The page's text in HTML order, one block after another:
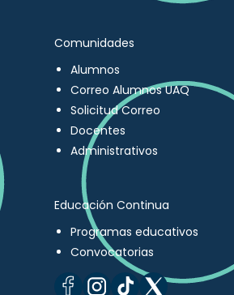
Comunidades
Alumnos
Correo Alumnos UAQ
Solicitud Correo
Docentes
Administrativos
Educación Continua
Programas educativos
Convocatorias